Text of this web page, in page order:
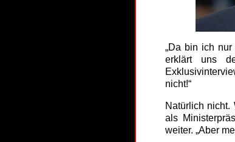
„Da bin ich
erklärt uns
nicht!“
Natürlich nicht.
als
weiter. „Aber